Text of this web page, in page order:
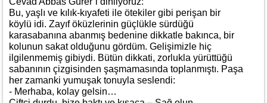
Bu, yaşlı ve kılık-kıyafeti ile ötekiler gibi perişan bir
köylü idi. Zayıf öküzlerinin güçlükle sürdüğü
karasabanına abanmış bedenine dikkatle bakınca, bir
kolunun sakat olduğunu gördüm. Gelişimizle hiç
ilgilenmemiş gibiydi. Bütün dikkati, zorlukla yürüttüğü
sabanının çizgisinden şaşmamasında toplanmıştı. Paşa
her zamanki yumuşak tonuyla seslendi:
- Merhaba, kolay gelsin…